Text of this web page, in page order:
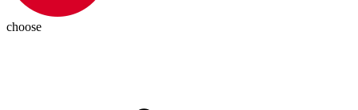
choose